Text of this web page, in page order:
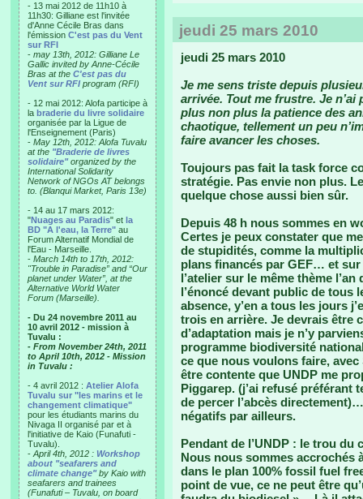
- 13 mai 2012 de 11h10 à
11h30: Gilliane est l'invitée
d'Anne Cécile Bras dans
l'émission C'est pas du Vent
sur RFI
- may 13th, 2012: Gilliane Le
Gallic invited by Anne-Cécile
Bras at the C'est pas du
Vent sur RFI program (RFI)
- 12 mai 2012: Alofa participe à
la braderie du livre solidaire
organisée par la Ligue de
l'Enseignement (Paris)
- May 12th, 2012: Alofa Tuvalu
at the "Braderie de livres
solidaire"organized by the
International Solidarity
Network of NGOs AT belongs
to. (Blanqui Market, Paris 13e)
- 14 au 17 mars 2012:
"Nuages au Paradis" et la
BD "A l'eau, la Terre" au
Forum Alternatif Mondial de
l'Eau - Marseille.
- March 14th to 17th, 2012:
"Trouble in Paradise” and “Our
planet under Water”, at the
Alternative World Water
Forum (Marseille).
- Du 24 novembre 2011 au
10 avril 2012 - mission à
Tuvalu :
- From November 24th, 2011
to April 10th, 2012 - Mission
in Tuvalu :
- 4 avril 2012 : Atelier Alofa
Tuvalu sur "les marins et le
changement climatique"
pour les étudiants marins du
Nivaga II organisé par et à
l'initiative de Kaio (Funafuti -
Tuvalu).
- April 4th, 2012 : Workshop
about "seafarers and
climate change"by Kaio with
seafarers and trainees
(Funafuti – Tuvalu, on board
jeudi 25 mars 2010
jeudi 25 mars 2010
Je me sens triste depuis
arrivée. Tout me frustre. Je
plus non plus la patience des
chaotique, tellement un peu
faire avancer les choses.
Toujours pas fait la task force
stratégie. Pas envie non plus.
quelque chose aussi bien sûr.
Depuis 48 h nous sommes en
Certes je peux constater que
de stupidités, comme la
plans financés par GEF… et sur
l’atelier sur le même thème
l’énoncé devant public de tous
absence, y’en a tous les jours
trois en arrière. Je devrais être
d’adaptation mais je n’y
programme biodiversité
ce que nous voulons faire,
être contente que UNDP me
Piggarep. (j’ai refusé préférant
de percer l’abcès
négatifs par ailleurs.
Pendant de l’UNDP : le trou
Nous nous sommes accrochés
dans le plan 100% fossil fuel
point de vue, ce ne peut être